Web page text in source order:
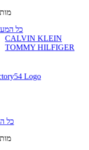
כל
CALVIN KLEIN
TOMMY HILFIGER
כל